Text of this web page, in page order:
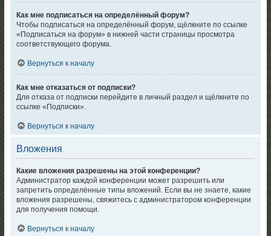
Как мне подписаться на определённый форум?
Чтобы подписаться на определённый форум, щёлкните по ссылке
«Подписаться на форум» в нижней части страницы просмотра
соответствующего форума.
Вернуться к началу
Как мне отказаться от подписки?
Для отказа от подписки перейдите в личный раздел и щёлкните по
ссылке «Подписки».
Вернуться к началу
Вложения
Какие вложения разрешены на этой конференции?
Администратор каждой конференции может разрешить или
запретить определённые типы вложений. Если вы не знаете, какие
вложения разрешены, свяжитесь с администратором конференции
для получения помощи.
Вернуться к началу